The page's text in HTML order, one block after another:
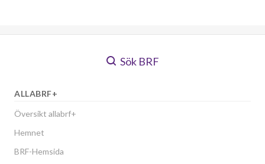
Sök BRF
ALLABRF+
Översikt allabrf+
Hemnet
BRF-Hemsida